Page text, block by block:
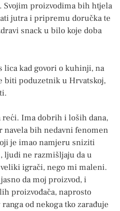
Svojim proizvodima bih htjela
jutra i pripremu doručka te
snack u bilo koje doba
lica kad govori o kuhinji, na
biti poduzetnik u Hrvatskoj,
reći. Ima dobrih i loših dana,
navela bih nedavni fenomen
je imao namjeru sniziti
ljudi ne razmišljaju da u
igrači, nego mi maleni.
da moj proizvod, i
proizvođača, naprosto
od nekoga tko zarađuje